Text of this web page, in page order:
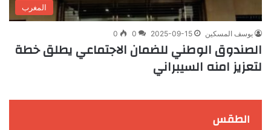
المغرب
يوسف المسكين 2025-09-15
0
0
الصندوق الوطني للضمان الاجتماعي يطلق خطة
لتعزيز امنه السيبراني
الطقس